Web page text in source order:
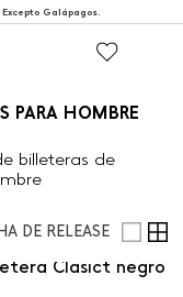
Galápagos.
PARA HOMBRE
billeteras de
DE RELEASE